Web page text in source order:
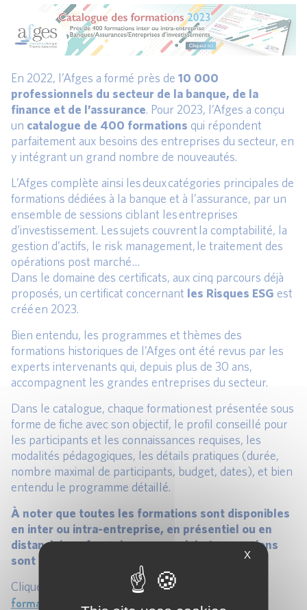
En 2022, l’Afges a formé près de 10 000
professionnels du secteur de la banque, de la
finance et de l’assurance. Pour 2023, l’Afges a conçu
un catalogue de 400 formations qui répondent
parfaitement aux besoins des entreprises du secteur, en
y intégrant un grand nombre de nouveautés.
L’Afges complète ainsi les deux catégories principales de
formations dédiées à la banque et à l’assurance, par un
ensemble de sessions ciblant les entreprises
d’investissement. Les sujets couvrent la comptabilité, la
gestion d’actifs, le risk management, le traitement des
opérations post marché…
Dans le domaine des certificats, aux cinq parcours déjà
proposés, un certificat concernant les Risques ESG est
créé en 2023.
Bien entendu, les programmes et thèmes des
formations historiques de l’Afges ont été revus par les
experts intervenants qui, depuis plus de 30 ans,
accompagnent les grandes entreprises du secteur.
Dans le catalogue, chaque formation est présentée sous
forme de fiche avec son objectif, le profil conseillé pour
les participants et les connaissances requises, les
modalités pédagogiques, les détails pratiques (durée,
nombre maximal de participants, budget, dates), et bien
entendu le programme détaillé.
À noter que toutes les formations sont disponibles
en inter ou intra-entreprise, en présentiel ou en
distanciel, en français ou en anglais. Les sessions
sont garanties dès 2 participants.
Cliquez pour découvrir leCatalogue Afges de
formations banque, assurance, entreprise
X